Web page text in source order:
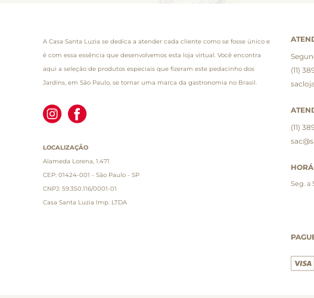
A Casa Santa Luzia se dedica a atender cada cliente como se fosse único e
é com essa essência que desenvolvemos esta loja virtual. Você encontra
aqui a seleção de produtos especiais que fizeram este pedacinho dos
Jardins, em São Paulo, se tornar uma marca da gastronomia no Brasil.
LOCALIZAÇÃO
Alameda Lorena, 1.471
CEP: 01424-001 - São Paulo - SP
CNPJ: 59.350.116/0001-01
Casa Santa Luzia Imp. LTDA
(11)
(11)
Seg. a